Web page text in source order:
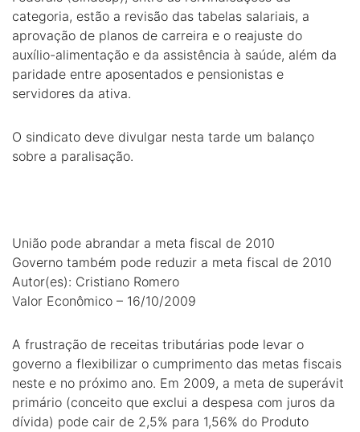
categoria, estão a revisão das tabelas salariais, a
aprovação de planos de carreira e o reajuste do
auxílio-alimentação e da assistência à saúde, além da
paridade entre aposentados e pensionistas e
servidores da ativa.
O sindicato deve divulgar nesta tarde um balanço
sobre a paralisação.
União pode abrandar a meta fiscal de 2010
Governo também pode reduzir a meta fiscal de 2010
Autor(es): Cristiano Romero
Valor Econômico – 16/10/2009
A frustração de receitas tributárias pode levar o
governo a flexibilizar o cumprimento das metas fiscais
neste e no próximo ano. Em 2009, a meta de superávit
primário (conceito que exclui a despesa com juros da
dívida) pode cair de 2,5% para 1,56% do Produto